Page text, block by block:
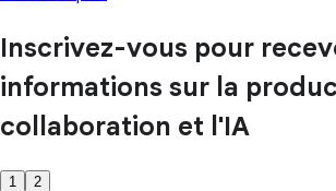
Inscrivez-vous pour
informations sur la
collaboration et l'IA
1 2